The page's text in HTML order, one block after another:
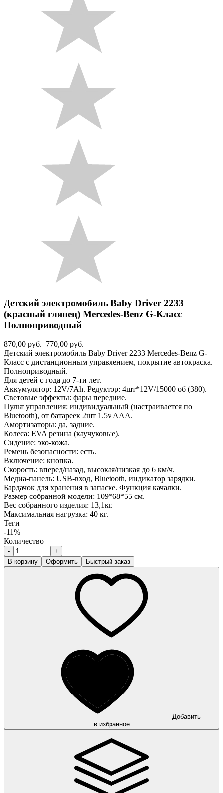
Детский электромобиль Baby Driver 2233
(красный глянец) Mercedes-Benz G-Класс
Полноприводный
870,00 руб. 770,00 руб.
Детский электромобиль Baby Driver 2233 Mercedes-Benz G-
Класс с дистанционным управлением, покрытие автокраска.
Полноприводный.
Для детей с года до 7-ти лет.
Аккумулятор: 12V/7Ah. Редуктор: 4шт*12V/15000 об (380).
Световые эффекты: фары передние.
Пульт управления: индивидуальный (настраивается по
Bluetooth), от батареек 2шт 1.5v AAА.
Амортизаторы: да, задние.
Колеса: EVA резина (каучуковые).
Сидение: эко-кожа.
Ремень безопасности: есть.
Включение: кнопка.
Скорость: вперед/назад, высокая/низкая до 6 км/ч.
Медиа-панель: USB-вход, Bluetooth, индикатор зарядки.
Бардачок для хранения в запаске. Функция качалки.
Размер собранной модели: 109*68*55 см.
Вес собранного изделия: 13,1кг.
Максимальная нагрузка: 40 кг.
Теги
-11%
Количество
-
+
В корзину
Оформить Быстрый заказ
Добавить
в избранное